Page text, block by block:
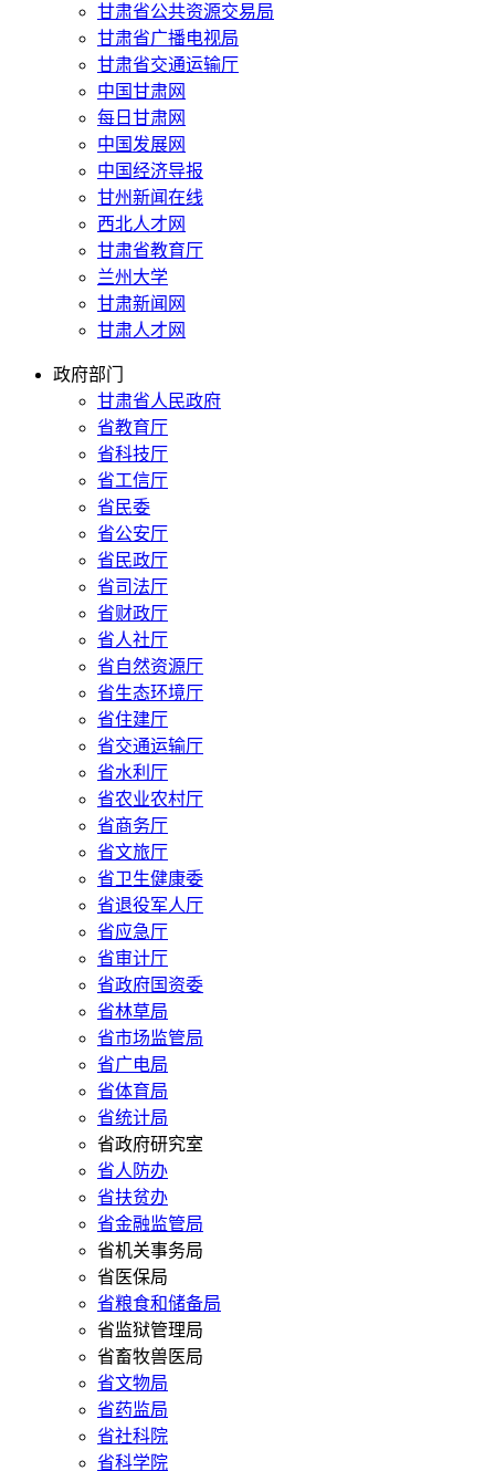
甘肃省公共资源交易局
甘肃省广播电视局
甘肃省交通运输厅
中国甘肃网
每日甘肃网
中国发展网
中国经济导报
甘州新闻在线
西北人才网
甘肃省教育厅
兰州大学
甘肃新闻网
甘肃人才网
政府部门
甘肃省人民政府
省教育厅
省科技厅
省工信厅
省民委
省公安厅
省民政厅
省司法厅
省财政厅
省人社厅
省自然资源厅
省生态环境厅
省住建厅
省交通运输厅
省水利厅
省农业农村厅
省商务厅
省文旅厅
省卫生健康委
省退役军人厅
省应急厅
省审计厅
省政府国资委
省林草局
省市场监管局
省广电局
省体育局
省统计局
省政府研究室
省人防办
省扶贫办
省金融监管局
省机关事务局
省医保局
省粮食和储备局
省监狱管理局
省畜牧兽医局
省文物局
省药监局
省社科院
省科学院